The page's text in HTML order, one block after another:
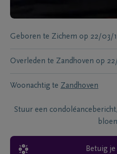
Geboren te Zichem op 22/03/
Overleden te Zandhoven op
Woonachtig te Zandhoven
Stuur een
Betuig